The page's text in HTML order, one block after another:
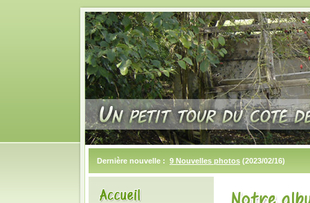
Dernière nouvelle : 9 Nouvelles photos (2023/02/16)